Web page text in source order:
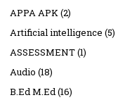
APPA APK(2)
Artificial intelligence (5)
ASSESSMENT(1)
Audio (18)
B.Ed M.Ed(16)